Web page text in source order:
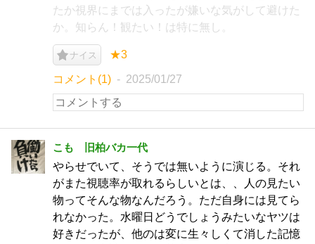
たか視界にまでは入ったが嫌いな気がして避けた
か。知らん！観たい！は特に無し。
ナイス ★3
コメント(1) 2025/01/27
こも 旧柏バカ一代
やらせでいて、そうでは無いように演じる。それ
がまた視聴率が取れるらしいとは、、人の見たい
物ってそんな物なんだろう。ただ自身には見てら
れなかった。水曜日どうでしょうみたいなヤツは
好きだったが、他のは変に生々しくて消した記憶